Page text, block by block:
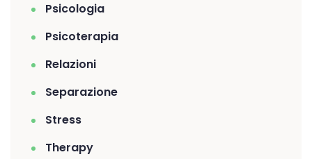
Psicologia
Psicoterapia
Relazioni
Separazione
Stress
Therapy